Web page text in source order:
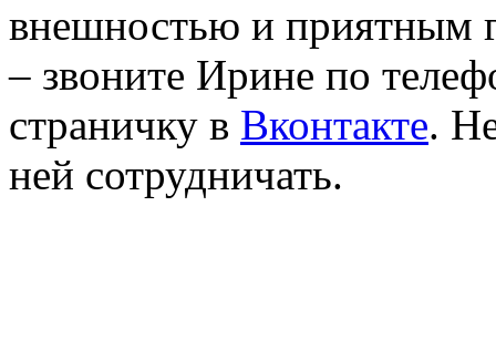
внешностью и приятным
– звоните Ирине по
страничку в Вконтакте.
ней сотрудничать.